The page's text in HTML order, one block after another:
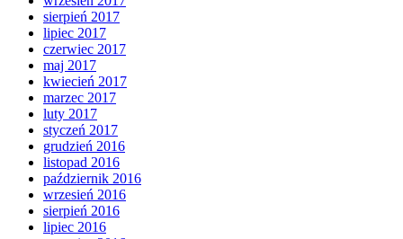
sierpień 2017
lipiec 2017
czerwiec 2017
maj 2017
kwiecień 2017
marzec 2017
luty 2017
styczeń 2017
grudzień 2016
listopad 2016
październik 2016
wrzesień 2016
sierpień 2016
lipiec 2016